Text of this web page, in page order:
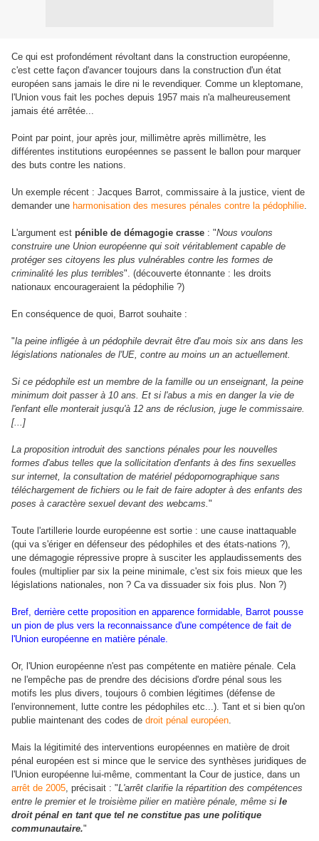
Ce qui est profondément révoltant dans la construction européenne,
c'est cette façon d'avancer toujours dans la construction d'un état
européen sans jamais le dire ni le revendiquer. Comme un kleptomane,
l'Union vous fait les poches depuis 1957 mais n'a malheureusement
jamais été arrêtée...
Point par point, jour après jour, millimètre après millimètre, les
différentes institutions européennes se passent le ballon pour marquer
des buts contre les nations.
Un exemple récent : Jacques Barrot, commissaire à la justice, vient de
demander une harmonisation des mesures pénales contre la pédophilie.
L'argument est pénible de démagogie crasse : "Nous voulons
construire une Union européenne qui soit véritablement capable de
protéger ses citoyens les plus vulnérables contre les formes de
criminalité les plus terribles". (découverte étonnante : les droits
nationaux encourageraient la pédophilie ?)
En conséquence de quoi, Barrot souhaite :
"la peine infligée à un pédophile devrait être d'au mois six ans dans les
législations nationales de l'UE, contre au moins un an actuellement.
Si ce pédophile est un membre de la famille ou un enseignant, la peine
minimum doit passer à 10 ans. Et si l'abus a mis en danger la vie de
l'enfant elle monterait jusqu'à 12 ans de réclusion, juge le commissaire.
[...]
La proposition introduit des sanctions pénales pour les nouvelles
formes d'abus telles que la sollicitation d'enfants à des fins sexuelles
sur internet, la consultation de matériel pédopornographique sans
téléchargement de fichiers ou le fait de faire adopter à des enfants des
poses à caractère sexuel devant des webcams."
Toute l'artillerie lourde européenne est sortie : une cause inattaquable
(qui va s'ériger en défenseur des pédophiles et des états-nations ?),
une démagogie répressive propre à susciter les applaudissements des
foules (multiplier par six la peine minimale, c'est six fois mieux que les
législations nationales, non ? Ca va dissuader six fois plus. Non ?)
Bref, derrière cette proposition en apparence formidable, Barrot pousse
un pion de plus vers la reconnaissance d'une compétence de fait de
l'Union européenne en matière pénale.
Or, l'Union européenne n'est pas compétente en matière pénale. Cela
ne l'empêche pas de prendre des décisions d'ordre pénal sous les
motifs les plus divers, toujours ô combien légitimes (défense de
l'environnement, lutte contre les pédophiles etc...). Tant et si bien qu'on
publie maintenant des codes de droit pénal européen.
Mais la légitimité des interventions européennes en matière de droit
pénal européen est si mince que le service des synthèses juridiques de
l'Union européenne lui-même, commentant la Cour de justice, dans un
arrêt de 2005, précisait : "L'arrêt clarifie la répartition des compétences
entre le premier et le troisième pilier en matière pénale, même si le
droit pénal en tant que tel ne constitue pas une politique
communautaire."